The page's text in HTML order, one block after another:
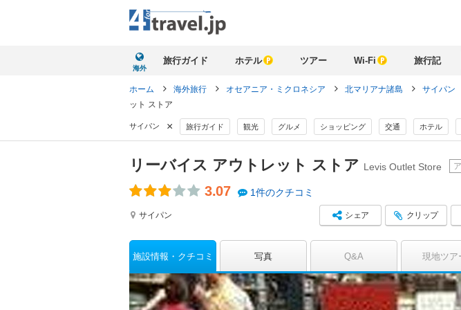
海外
旅行ガイド ホテル ツアー Wi-Fi 旅行記
ホーム 海外旅行 オセアニア・ミクロネシア 北マリアナ諸島 サイパン
ット ストア
サイパン × 旅行ガイド 観光 グルメ ショッピング 交通 ホテル
リーバイス アウトレット ストア Levis Outlet Store
3.07 1件のクチコミ
サイパン シェア クリップ
施設情報 クチコミ 写真 Q&A 現地ツア